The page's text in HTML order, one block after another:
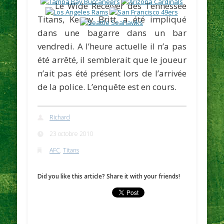
Le Wide Receiver des Tennessee
Titans,Kenny Britt, a été impliqué
dans une bagarre dans un bar
vendredi. A l’heure actuelle il n’a pas
été arrêté, il semblerait que le joueur
n’ait pas été présent lors de l’arrivée
de la police. L’enquête est en cours.
Richard
23 octobre 2010
AFC,Titans
Did you like this article? Share it with your friends!